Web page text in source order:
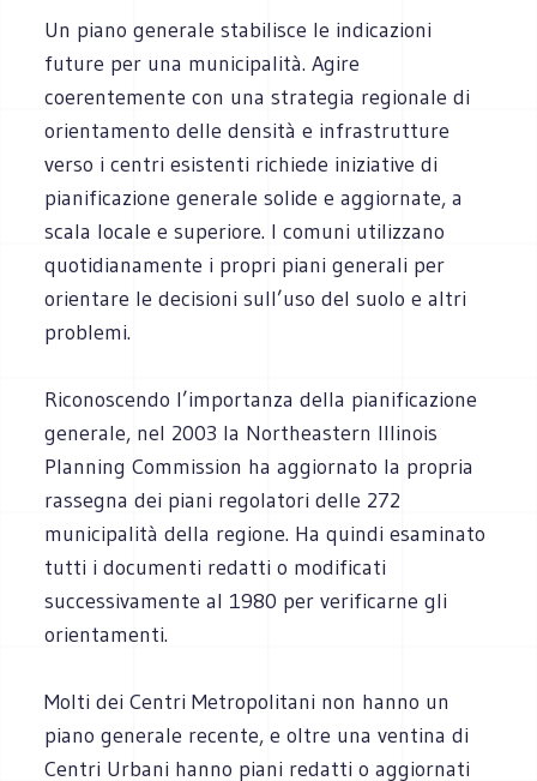
Un piano generale stabilisce le indicazioni
future per una municipalità. Agire
coerentemente con una strategia regionale di
orientamento delle densità e infrastrutture
verso i centri esistenti richiede iniziative di
pianificazione generale solide e aggiornate, a
scala locale e superiore. I comuni utilizzano
quotidianamente i propri piani generali per
orientare le decisioni sull’uso del suolo e altri
problemi.
Riconoscendo l’importanza della pianificazione
generale, nel 2003 la Northeastern Illinois
Planning Commission ha aggiornato la propria
rassegna dei piani regolatori delle 272
municipalità della regione. Ha quindi esaminato
tutti i documenti redatti o modificati
successivamente al 1980 per verificarne gli
orientamenti.
Molti dei Centri Metropolitani non hanno un
piano generale recente, e oltre una ventina di
Centri Urbani hanno piani redatti o aggiornati